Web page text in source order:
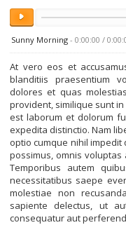
Sunny Morning - 0:00:00 /
At vero eos et
blanditiis praesentium
dolores et quas
provident, similique sunt
est laborum et dolorum
expedita distinctio. Nam
optio cumque nihil
possimus, omnis
Temporibus autem
necessitatibus saepe
molestiae non
sapiente delectus, ut
consequatur aut